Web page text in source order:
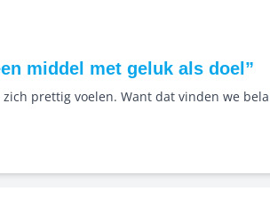
middel met geluk als doel”
zich prettig voelen. Want dat vinden we